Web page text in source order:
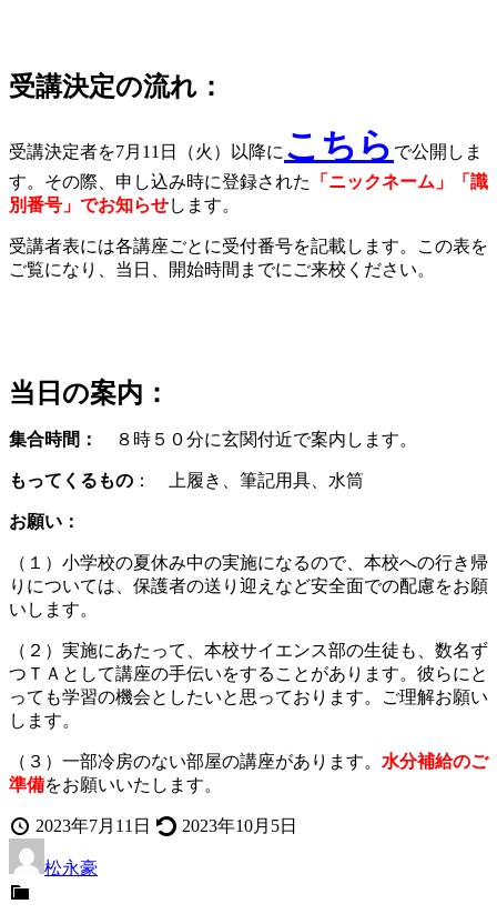
受講決定の流れ：
受講決定者を7月11日（火）以降に こちら で公開しま
す。その際、申し込み時に登録された
「ニックネーム」「識
別番号」でお知らせします。
受講者表には各講座ごとに受付番号を記載します。この表を
ご覧になり、当日、開始時間までにご来校ください。
当日の案内：
集合時間： ８時５０分に玄関付近で案内します。
もってくるもの ： 上履き、筆記用具、水筒
お願い：
（１）小学校の夏休み中の実施になるので、本校への行き帰
りについては、保護者の送り迎えなど安全面での配慮をお願
いします。
（２）実施にあたって、本校サイエンス部の生徒も、数名ず
つＴＡとして講座の手伝いをすることがあります。彼らにと
っても学習の機会としたいと思っております。ご理解お願い
します。
（３）一部冷房のない部屋の講座があります。 水分補給のご
準備をお願いいたします。
投
稿
日
2023年7月11日
最
2023年10月5日
稿
松永豪